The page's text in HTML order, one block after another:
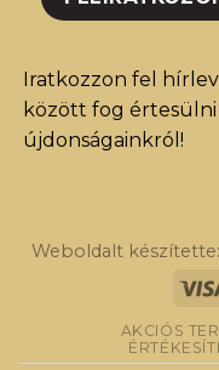
Iratkozzon fel
között fog
újdonságainkról!
Weboldalt készítette:
AKCIÓS